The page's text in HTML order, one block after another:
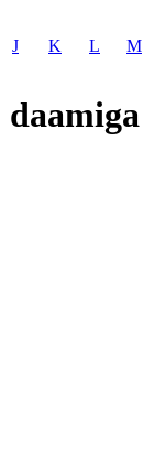
J K L M
daamiga